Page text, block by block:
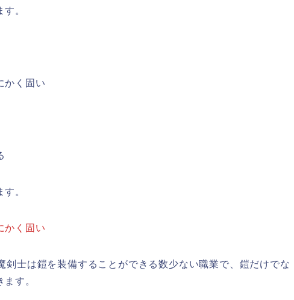
。
かく固い
。
かく固い
剣士は鎧を装備することができる数少ない職業で、鎧だけでな
す。